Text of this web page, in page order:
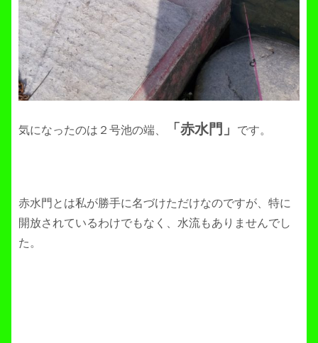
気になったのは２号池の端、 「赤水門」 です。
赤水門とは私が勝手に名づけただけなのですが、特に
開放されているわけでもなく、水流もありませんでし
た。